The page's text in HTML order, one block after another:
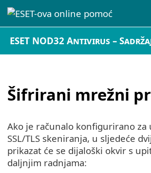
ESET NOD32 Antivirus –
Šifrirani mrežni
Ako je računalo konfigurirano za
SSL/TLS skeniranja, u sljedeće
prikazat će se dijaloški okvir s
daljnjim radnjama: